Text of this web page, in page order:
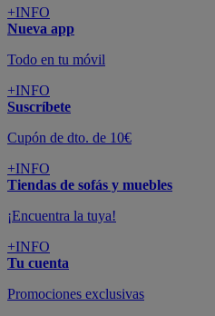
+INFO
Nueva app
Todo en tu móvil
+INFO
Suscríbete
Cupón de dto. de 10€
+INFO
Tiendas de sofás y muebles
¡Encuentra la tuya!
+INFO
Tu cuenta
Promociones exclusivas